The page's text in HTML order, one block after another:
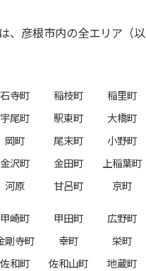
、彦根市内の全エリア（以
石寺町 稲枝町
稲里町
宇尾町 駅東町
大橋町
岡町 尾末町
小野町
金沢町 金田町
上稲葉町
河原 甘呂町 京町
甲崎町 甲田町
広野町
剛寺町 幸町
栄町
佐和町 佐和山町
地蔵町